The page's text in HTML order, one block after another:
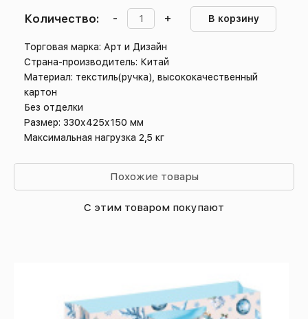
Количество: - + В корзину
Торговая марка: Арт и Дизайн
Страна-производитель: Китай
Материал: текстиль(ручка), высококачественный
картон
Без отделки
Размер: 330х425х150 мм
Максимальная нагрузка 2,5 кг
Похожие товары
С этим товаром покупают